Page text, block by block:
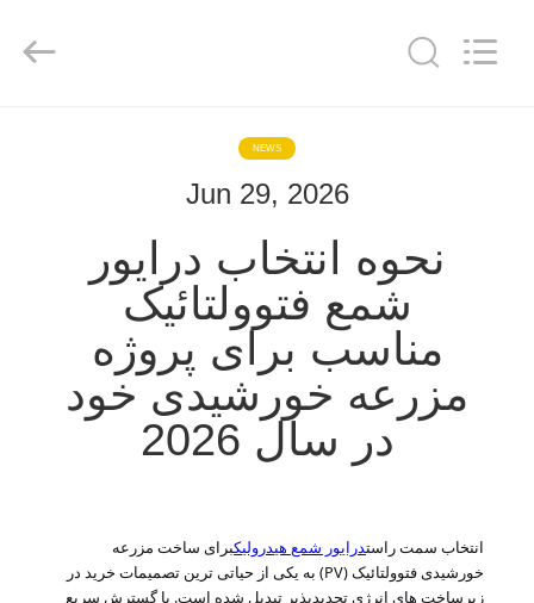
محصولات
واقعیت
مجازی
Machinery
NEWS
Jun 29, 2026
نحوه انتخاب درایور
شمع فتوولتائیک
مناسب برای پروژه
مزرعه خورشیدی خود
در سال 2026
انتخاب سمت راستدرایور شمع هیدرولیکبرای ساخت مزرعه
خورشیدی فتوولتائیک (PV) به یکی از حیاتی ترین تصمیمات خرید در
زیرساخت های انرژی تجدیدپذیر تبدیل شده است. با گسترش سریع